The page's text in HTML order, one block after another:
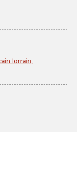
lorrain,